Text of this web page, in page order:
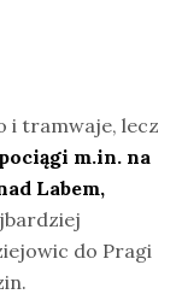
i tramwaje, lecz
m.in. na
Labem,
do Pragi